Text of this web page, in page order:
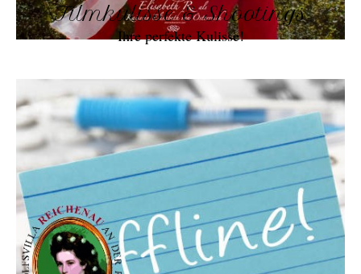
Filmkulisse & Shootings
Ihre perfekte Kulisse!